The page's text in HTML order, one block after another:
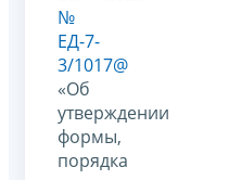
№
ЕД-7-
3/1017@
«Об
утверждении
формы,
порядка